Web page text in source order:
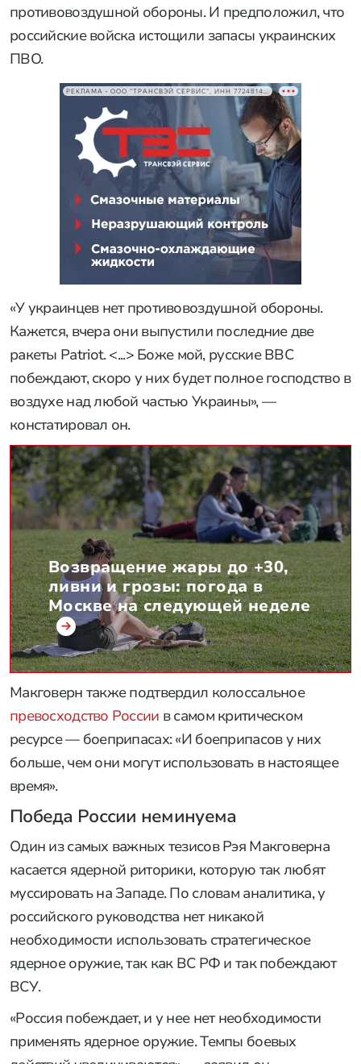
противовоздушной обороны. И предположил, что
российские войска истощили запасы украинских
ПВО.
РЕКЛАМА • ООО "ТРАНСВЭЙ СЕРВИС", ИНН 7724814198
«У украинцев нет противовоздушной обороны.
Кажется, вчера они выпустили последние две
ракеты Patriot. <...> Боже мой, русские ВВС
побеждают, скоро у них будет полное господство в
воздухе над любой частью Украины», —
констатировал он.
Возвращение жары до +30,
ливни и грозы: погода в
Москве на следующей неделе
Макговерн также подтвердил колоссальное
превосходство России в самом критическом
ресурсе — боеприпасах: «И боеприпасов у них
больше, чем они могут использовать в настоящее
время».
Победа России неминуема
Один из самых важных тезисов Рэя Макговерна
касается ядерной риторики, которую так любят
муссировать на Западе. По словам аналитика, у
российского руководства нет никакой
необходимости использовать стратегическое
ядерное оружие, так как ВС РФ и так побеждают
ВСУ.
«Россия побеждает, и у нее нет необходимости
применять ядерное оружие. Темпы боевых